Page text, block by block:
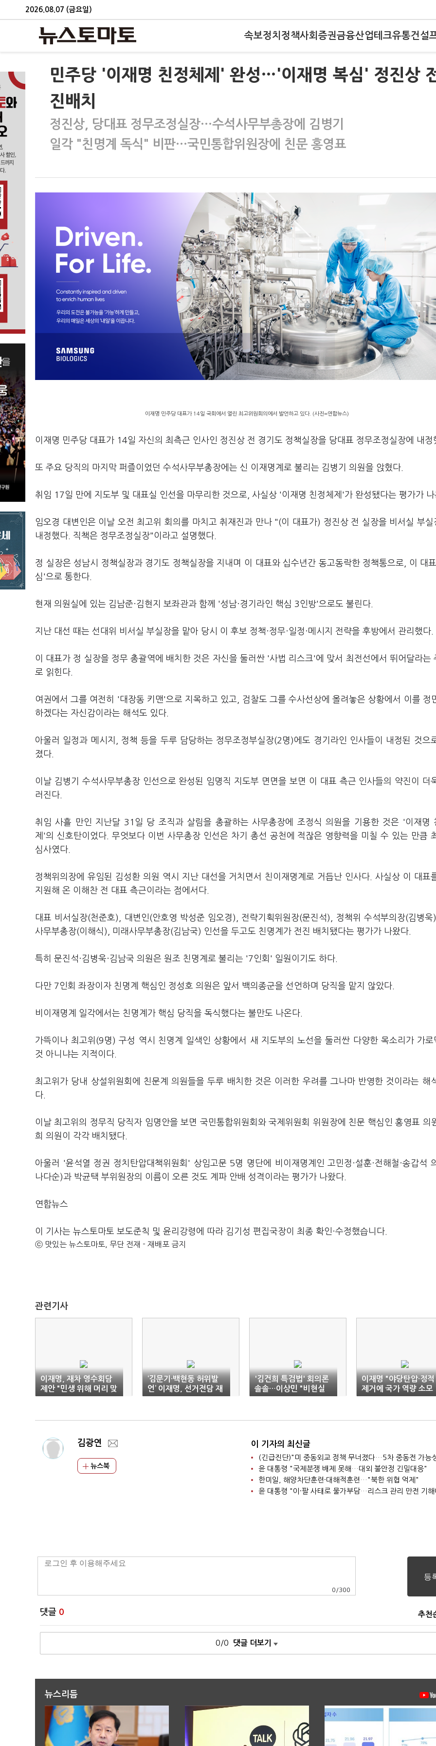
2026.08.07 (금요일)
속보정치 정책사회 증권금융산업테크유통건설
민주당 '이재명 친정체제' 완성…'이재명 복심' 정진상
진배치
정진상, 당대표 정무조정실장…수석사무부총장에 김병기
일각 "친명계 독식" 비판…국민통합위원장에 친문 홍영표
이재명 민주당 대표가 14일 국회에서 열린 최고위원회의에서 발언하고 있다. (사진=연합뉴스)
이재명 민주당 대표가 14일 자신의 최측근 인사인 정진상 전 경기도 정책실장을 당대표 정무조정실장에 내정
또 주요 당직의 마지막 퍼즐이었던 수석사무부총장에는 신 이재명계로 불리는 김병기 의원을 앉혔다.
취임 17일 만에 지도부 및 대표실 인선을 마무리한 것으로, 사실상 '이재명 친정체제'가 완성됐다는 평가가
임오경 대변인은 이날 오전 최고위 회의를 마치고 취재진과 만나 "(이 대표가) 정진상 전 실장을 비서실 부실
내정했다. 직책은 정무조정실장"이라고 설명했다.
정 실장은 성남시 정책실장과 경기도 정책실장을 지내며 이 대표와 십수년간 동고동락한 정책통으로, 이 대
심'으로 통한다.
현재 의원실에 있는 김남준·김현지 보좌관과 함께 '성남·경기라인 핵심 3인방'으로도 불린다.
지난 대선 때는 선대위 비서실 부실장을 맡아 당시 이 후보 정책·정무·일정·메시지 전략을 후방에서 관리했다.
이 대표가 정 실장을 정무 총괄역에 배치한 것은 자신을 둘러싼 '사법 리스크'에 맞서 최전선에서 뛰어달라는
로 읽힌다.
여권에서 그를 여전히 '대장동 키맨'으로 지목하고 있고, 검찰도 그를 수사선상에 올려놓은 상황에서 이를 정
하겠다는 자신감이라는 해석도 있다.
아울러 일정과 메시지, 정책 등을 두루 담당하는 정무조정부실장(2명)에도 경기라인 인사들이 내정된 것으
졌다.
이날 김병기 수석사무부총장 인선으로 완성된 임명직 지도부 면면을 보면 이 대표 측근 인사들의 약진이 더
러진다.
취임 사흘 만인 지난달 31일 당 조직과 살림을 총괄하는 사무총장에 조정식 의원을 기용한 것은 '이재명
제'의 신호탄이었다. 무엇보다 이번 사무총장 인선은 차기 총선 공천에 적잖은 영향력을 미칠 수 있는 만큼
심사였다.
정책위의장에 유임된 김성환 의원 역시 지난 대선을 거치면서 친이재명계로 거듭난 인사다. 사실상 이 대표
지원해 온 이해찬 전 대표 측근이라는 점에서다.
대표 비서실장(천준호), 대변인(안호영 박성준 임오경), 전략기획위원장(문진석), 정책위 수석부의장(김병욱
사무부총장(이해식), 미래사무부총장(김남국) 인선을 두고도 친명계가 전진 배치됐다는 평가가 나왔다.
특히 문진석·김병욱·김남국 의원은 원조 친명계로 불리는 '7인회' 일원이기도 하다.
다만 7인회 좌장이자 친명계 핵심인 정성호 의원은 앞서 백의종군을 선언하며 당직을 맡지 않았다.
비이재명계 일각에서는 친명계가 핵심 당직을 독식했다는 불만도 나온다.
가뜩이나 최고위(9명) 구성 역시 친명계 일색인 상황에서 새 지도부의 노선을 둘러싼 다양한 목소리가 가로
것 아니냐는 지적이다.
최고위가 당내 상설위원회에 친문계 의원들을 두루 배치한 것은 이러한 우려를 그나마 반영한 것이라는 해
다.
이날 최고위의 정무직 당직자 임명안을 보면 국민통합위원회와 국제위원회 위원장에 친문 핵심인 홍영표 의
희 의원이 각각 배치됐다.
아울러 '윤석열 정권 정치탄압대책위원회' 상임고문 5명 명단에 비이재명계인 고민정·설훈·전해철·송갑석
나다순)과 박균택 부위원장의 이름이 오른 것도 계파 안배 성격이라는 평가가 나왔다.
연합뉴스
이 기사는 뉴스토마토 보도준칙 및 윤리강령에 따라 김기성 편집국장이 최종 확인·수정했습니다.
ⓒ 맛있는 뉴스토마토, 무단 전재 - 재배포 금지
관련기사
이재명, 재차 영수회담
제안 "민생 위해 머리 맞
대야"
‘김문기·백현동 허위발
언’ 이재명, 선거전담 재
판부 배당
'김건희 특검법' 회의론
솔솔…이상민 "비현실
적"
이재명 "야당탄압·정적
제거에 국가 역량 소모
말라"
김광연
뉴스북
이 기자의 최신글
윤 대통령 "국제분쟁 배제 못해…대외 불안정 긴밀대응"
한미일, 해양차단훈련·대해적훈련…"북한 위협 억제"
윤 대통령 "이·팔 사태로 물가부담…리스크 관리 만전 기
0 /300
댓글 0 추천
0/0 댓글 더보기
뉴스리듬